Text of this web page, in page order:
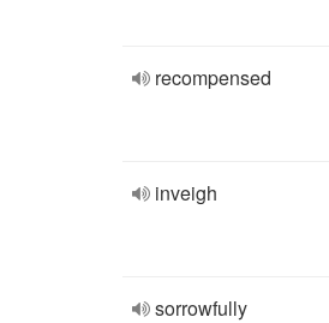
recompensed
inveigh
sorrowfully